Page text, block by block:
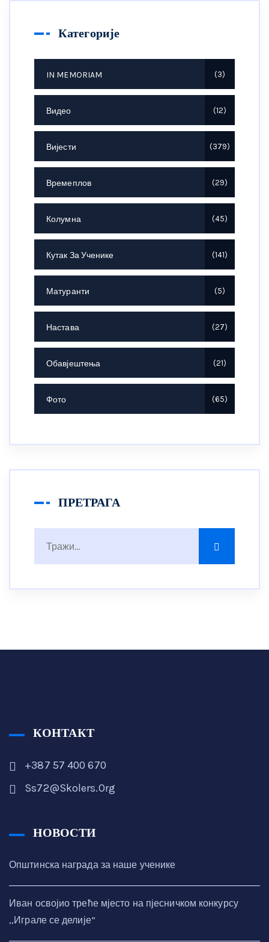
Категорије
IN MEMORIAM 3
Видео 12
Вијести 379
Времеплов 29
Колумна 45
Кутак За Ученике 141
Матуранти 5
Настава 27
Обавјештења 21
Фото 65
ПРЕТРАГА
КОНТАКТ
+387 57 400 670
Ss72@skolers.org
НОВОСТИ
Општинска награда за наше ученике
Иван освојио треће мјесто на пјесничком конкурсу
,,Играле се делије“